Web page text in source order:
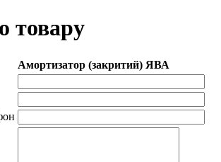
товару
Амортизатор (закритий) ЯВА